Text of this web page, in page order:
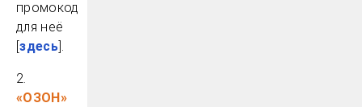
промокод
для неё
[здесь].
2.
«ОЗОН»